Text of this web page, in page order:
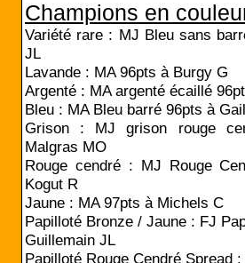
Champions en
Variété rare : MJ Bleu sans
JL
Lavande : MA 96pts à Burgy G
Argenté : MA argenté écaillé
Bleu : MA Bleu barré 96pts à
Grison : MJ grison rouge
Malgras MO
Rouge cendré : MJ Rouge
Kogut R
Jaune : MA 97pts à Michels C
Papilloté Bronze / Jaune : FJ
Guillemain JL
Papilloté Rouge Cendré Spread